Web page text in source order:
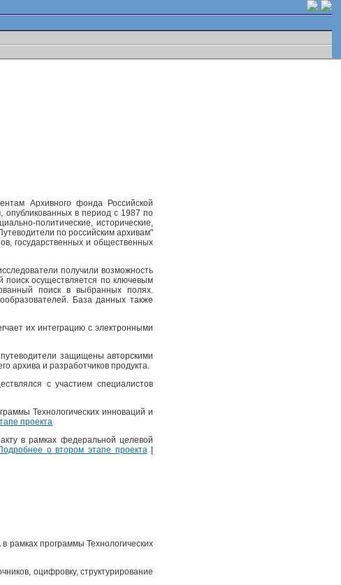
Архивного фонда Российской
в период с 1987 по
политические, исторические,
по российским архивам"
государственных и общественных
получили возможность
поиск осуществляется по ключевым
поиск в выбранных полях.
База данных также
их интеграцию с электронными
защищены авторскими
архива и разработчиков продукта.
с участием специалистов
Технологических инноваций и
проекта
в рамках федеральной целевой
о втором этапе проекта|
рамках программы Технологических
оцифровку, структурирование